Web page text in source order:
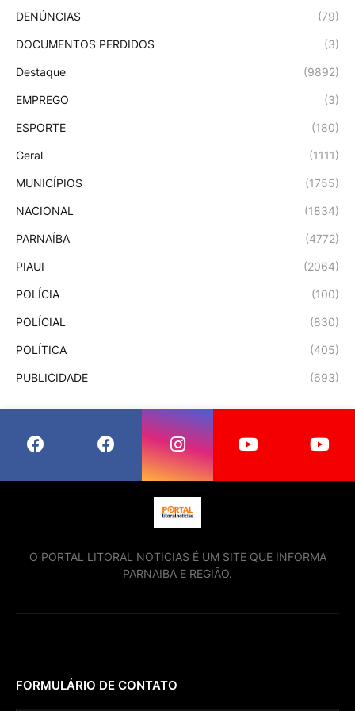
DENÚNCIAS (79)
DOCUMENTOS PERDIDOS (3)
Destaque (9892)
EMPREGO (3)
ESPORTE (180)
Geral (1111)
MUNICÍPIOS (1755)
NACIONAL (1834)
PARNAÍBA (4772)
PIAUI (2064)
POLÍCIA (100)
POLÍCIAL (830)
POLÍTICA (405)
PUBLICIDADE (693)
O PORTAL LITORAL NOTICIAS É UM SITE QUE INFORMA
PARNAIBA E REGIÃO.
FORMULÁRIO DE CONTATO